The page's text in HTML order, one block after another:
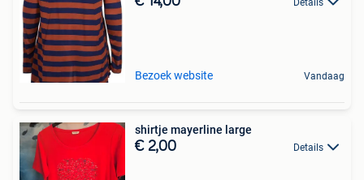
Details
Bezoek website Vandaag
shirtje mayerline large
€ 2,00 Details